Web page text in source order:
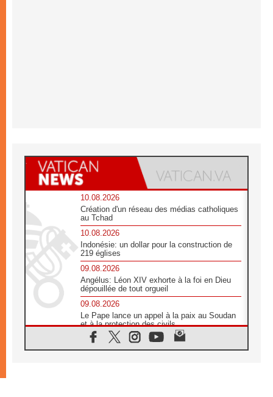
10.08.2026
Création d'un réseau des médias catholiques
au Tchad
10.08.2026
Indonésie: un dollar pour la construction de
219 églises
09.08.2026
Angélus: Léon XIV exhorte à la foi en Dieu
dépouillée de tout orgueil
09.08.2026
Le Pape lance un appel à la paix au Soudan
et à la protection des civils
09.08.2026
Déclaration d'Addis-Abeba du SCEAM sur